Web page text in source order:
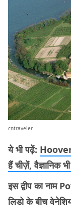
cntraveler
ये भी पढ़ें: Hoover
हैं चीज़ें, वैज्ञानिक
इस द्वीप का
लिडो के बीच